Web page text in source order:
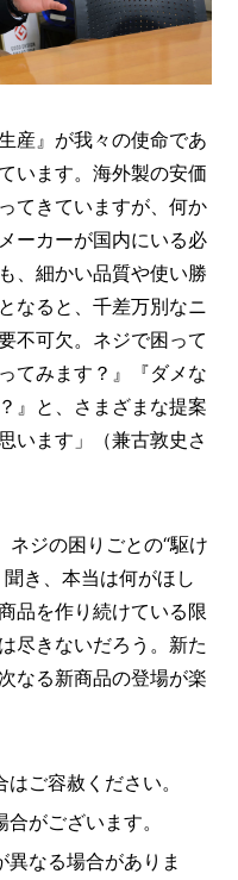
産』が我々の使命であ
います。海外製の安価
てきていますが、何か
ーカーが国内にいる必
、細かい品質や使い勝
なると、千差万別なニ
不可欠。ネジで困って
てみます？』『ダメな
』と、さまざまな提案
います」（兼古敦史さ
ネジの困りごとの“駆け
き、本当は何がほし
品を作り続けている限
尽きないだろう。新た
なる新商品の登場が楽
ご容赦ください。
がございます。
なる場合がありま